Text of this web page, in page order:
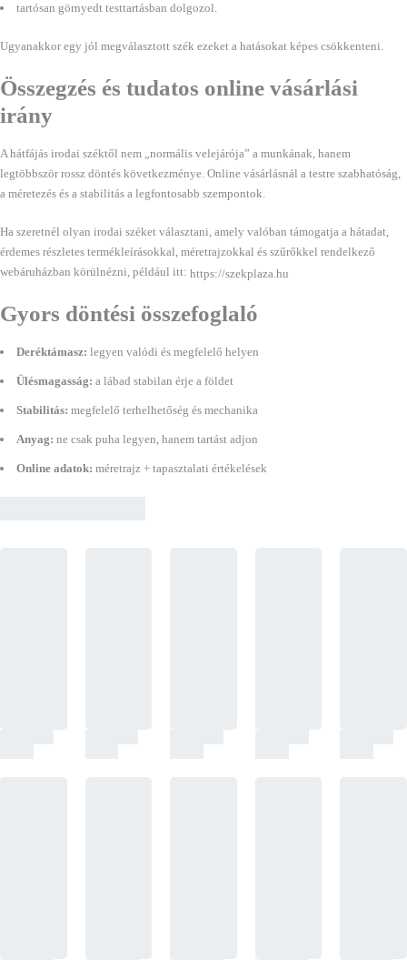
tartósan görnyedt testtartásban dolgozol.
Ugyanakkor egy jól megválasztott szék ezeket a hatásokat képes csökkenteni.
Összegzés és tudatos online vásárlási
irány
A hátfájás irodai széktől nem „normális velejárója” a munkának, hanem
legtöbbször rossz döntés következménye. Online vásárlásnál a testre szabhatóság,
a méretezés és a stabilitás a legfontosabb szempontok.
Ha szeretnél olyan irodai széket választani, amely valóban támogatja a hátadat,
érdemes részletes termékleírásokkal, méretrajzokkal és szűrőkkel rendelkező
webáruházban körülnézni, például itt: https://szekplaza.hu
Gyors döntési összefoglaló
Deréktámasz: legyen valódi és megfelelő helyen
Ülésmagasság: a lábad stabilan érje a földet
Stabilitás: megfelelő terhelhetőség és mechanika
Anyag: ne csak puha legyen, hanem tartást adjon
Online adatok: méretrajz + tapasztalati értékelések